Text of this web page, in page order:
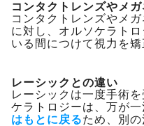
コンタクトレンズやメ
コンタクトレンズやメ
に対し、オルソケラトロ
いる間につけて視力を矯
レーシックとの違い
レーシックは一度手術
ケラトロジーは、万が
はもとに戻るため、別